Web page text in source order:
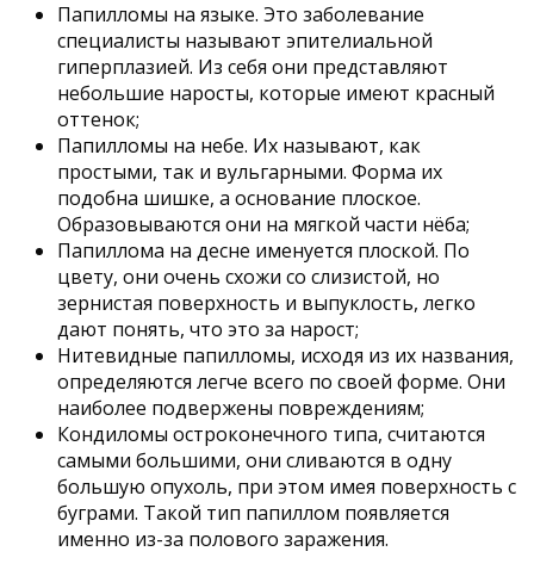
Папилломы на языке. Это заболевание
специалисты называют эпителиальной
гиперплазией. Из себя они представляют
небольшие наросты, которые имеют красный
оттенок;
Папилломы на небе. Их называют, как
простыми, так и вульгарными. Форма их
подобна шишке, а основание плоское.
Образовываются они на мягкой части нёба;
Папиллома на десне именуется плоской. По
цвету, они очень схожи со слизистой, но
зернистая поверхность и выпуклость, легко
дают понять, что это за нарост;
Нитевидные папилломы, исходя из их названия,
определяются легче всего по своей форме. Они
наиболее подвержены повреждениям;
Кондиломы остроконечного типа, считаются
самыми большими, они сливаются в одну
большую опухоль, при этом имея поверхность с
буграми. Такой тип папиллом появляется
именно из-за полового заражения.